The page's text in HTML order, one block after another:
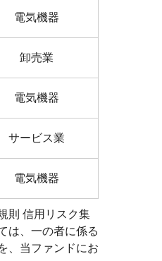
電気機器
卸売業
電気機器
サービス業
電気機器
則 信用リスク集
は、一の者に係る
、当ファンドにお